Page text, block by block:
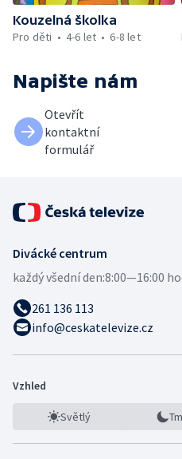
Kouzelná školka
Pro děti
4-6 let 6-8 let
Napište nám
Otevřít
kontaktní
formulář
Divácké centrum
každý všední den:8:00—16:00
261 136 113
info@ceskatelevize.cz
Vzhled
Světlý